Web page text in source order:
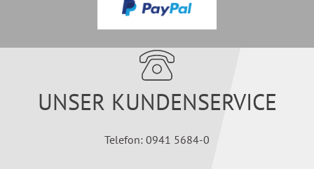
UNSER KUNDENSERVICE
Telefon: 0941 5684-0